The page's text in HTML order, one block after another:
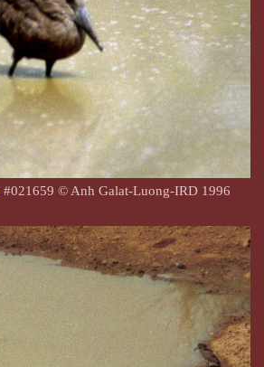
#021659 © Anh Galat-Luong-IRD 1996